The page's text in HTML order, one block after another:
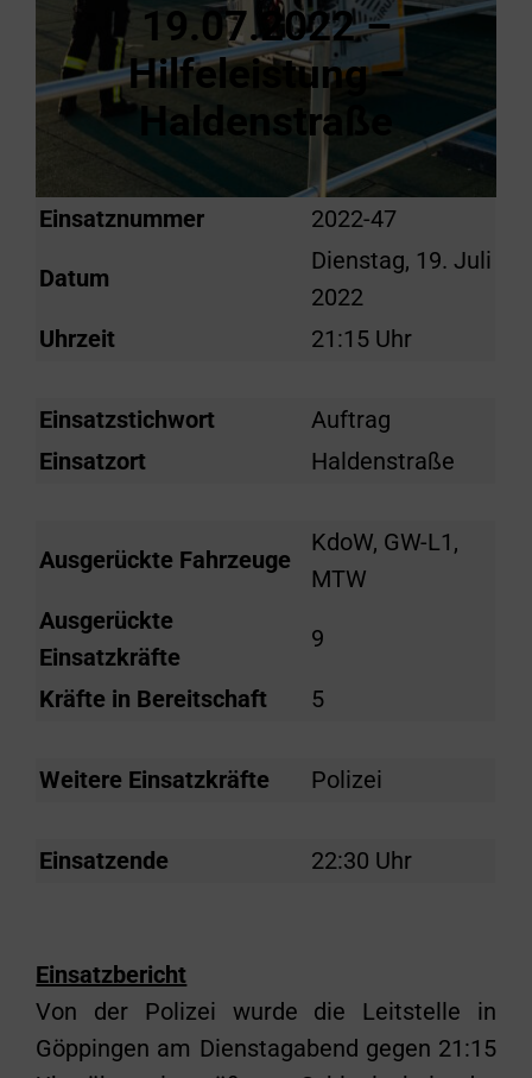
19.07.2022 –
Hilfeleistung –
Haldenstraße
Einsatznummer 2022-47
Datum
Dienstag, 19. Juli
2022
Uhrzeit
21:15 Uhr
Einsatzstichwort
Auftrag
Einsatzort
Haldenstraße
Ausgerückte Fahrzeuge
KdoW, GW-L1,
MTW
Ausgerückte
Einsatzkräfte
9
Kräfte in Bereitschaft 5
Weitere Einsatzkräfte Polizei
Einsatzende 22:30 Uhr
Einsatzbericht
Von der Polizei wurde die Leitstelle in
Göppingen am Dienstagabend gegen 21:15